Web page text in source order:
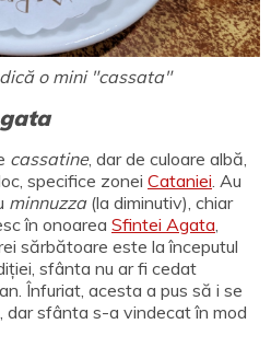
o mini "cassata"
cassatine, dar de culoare albă,
specifice zonei Cataniei. Au
minnuzza(la diminutiv), chiar
în onoarea Sfintei Agata,
sărbătoare este la începutul
sfânta nu ar fi cedat
Înfuriat, acesta a pus să i se
dar sfânta s-a vindecat în mod